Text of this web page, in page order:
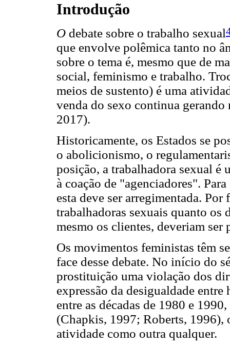
Introdução
O debate sobre o trabalho sexual
que envolve polêmica tanto no
sobre o tema é, mesmo que de
social, feminismo e trabalho.
meios de sustento) é uma
venda do sexo continua
2017).
Historicamente, os Estados se
o abolicionismo, o
posição, a trabalhadora sexual é
à coação de "agenciadores".
esta deve ser arregimentada.
trabalhadoras sexuais quanto os
mesmo os clientes, deveriam
Os movimentos feministas têm
face desse debate. No início do
prostituição uma violação dos
expressão da desigualdade
entre as décadas de 1980 e
(Chapkis, 1997; Roberts, 1996),
atividade como outra qualquer.